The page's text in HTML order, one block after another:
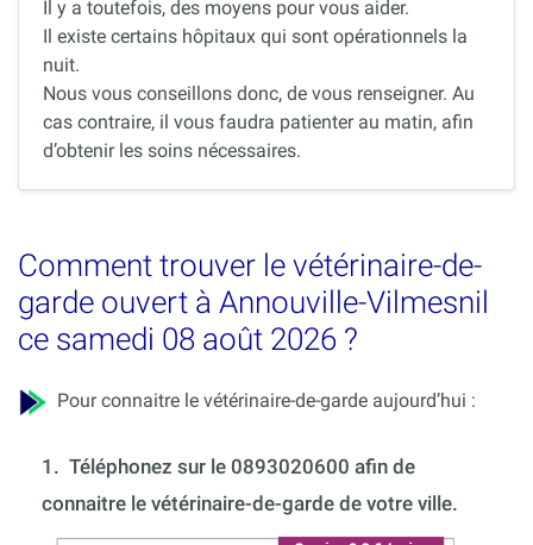
Il y a toutefois, des moyens pour vous aider.
Il existe certains hôpitaux qui sont opérationnels la
nuit.
Nous vous conseillons donc, de vous renseigner. Au
cas contraire, il vous faudra patienter au matin, afin
d’obtenir les soins nécessaires.
Comment trouver le vétérinaire-de-
garde ouvert à Annouville-Vilmesnil
ce samedi 08 août 2026 ?
Pour connaitre le vétérinaire-de-garde aujourd’hui :
1. Téléphonez sur le 0893020600 afin de
connaitre le vétérinaire-de-garde de votre ville.